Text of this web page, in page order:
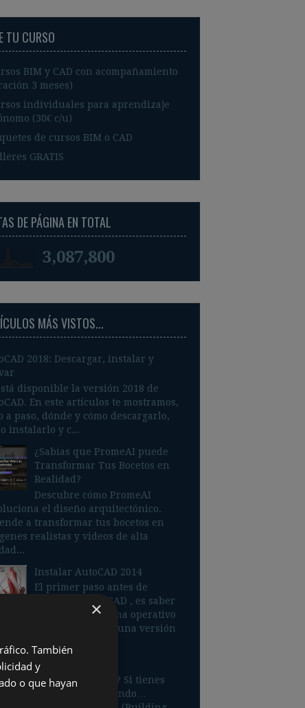
TU CURSO
BIM y CAD con acompañamiento
3 meses)
individuales para aprendizaje
(30€ c/u)
de cursos BIM o CAD
GRATIS
DE PÁGINA EN TOTAL
3,087,800
MÁS VISTOS...
2018: Descargar, instalar y
disponible la versión 2018 de
En este artículos te mostramos,
a paso, dónde y cómo descargarlo,
instalarlo y c...
¿Sabías que PromeAI puede
Transformar Tus Bocetos en
Realidad?
Descubre cómo PromeAI
el diseño arquitectónico.
a transformar tus bocetos en
realistas y videos de alta
Instalar AutoCAD 2014
El primer paso antes de
descargar AutoCAD , es saber
qué tipo de sistema operativo
para no descargar una versión
¿BIM sí o BIM no?
¿BIM sí o BIM no? Si tienes
dudas, sigue leyendo…
×
También
y
o que hayan